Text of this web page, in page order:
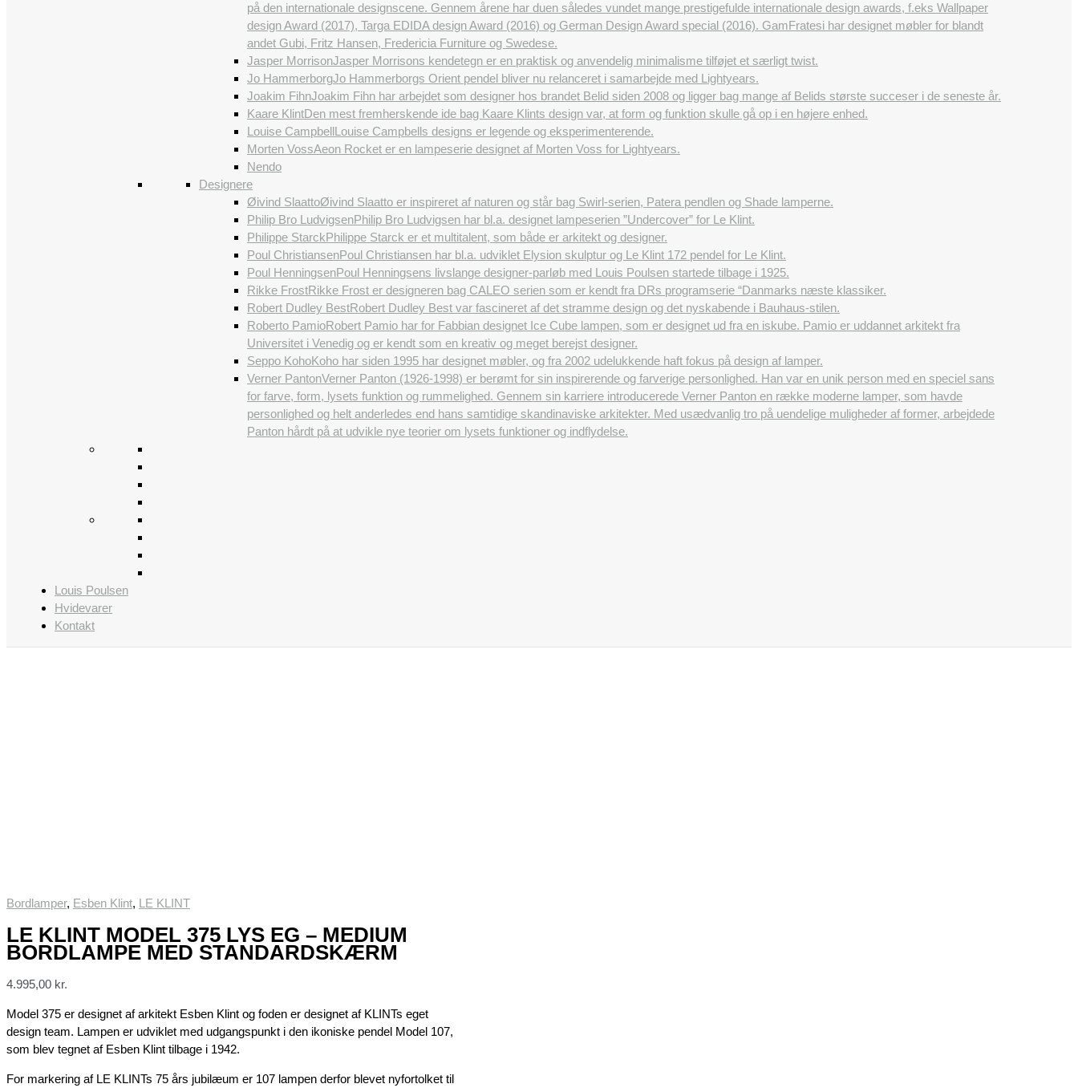
på den internationale designscene. Gennem årene har duen således vundet mange prestigefulde internationale design awards, f.eks Wallpaper
design Award (2017), Targa EDIDA design Award (2016) og German Design Award special (2016). GamFratesi har designet møbler for blandt
andet Gubi, Fritz Hansen, Fredericia Furniture og Swedese.
Jasper MorrisonJasper Morrisons kendetegn er en praktisk og anvendelig minimalisme tilføjet et særligt twist.
Jo HammerborgJo Hammerborgs Orient pendel bliver nu relanceret i samarbejde med Lightyears.
Joakim FihnJoakim Fihn har arbejdet som designer hos brandet Belid siden 2008 og ligger bag mange af Belids største succeser i de seneste år.
Kaare KlintDen mest fremherskende ide bag Kaare Klints design var, at form og funktion skulle gå op i en højere enhed.
Louise CampbellLouise Campbells designs er legende og eksperimenterende.
Morten VossAeon Rocket er en lampeserie designet af Morten Voss for Lightyears.
Nendo
Designere
Øivind SlaattoØivind Slaatto er inspireret af naturen og står bag Swirl-serien, Patera pendlen og Shade lamperne.
Philip Bro LudvigsenPhilip Bro Ludvigsen har bl.a. designet lampeserien ”Undercover” for Le Klint.
Philippe StarckPhilippe Starck er et multitalent, som både er arkitekt og designer.
Poul ChristiansenPoul Christiansen har bl.a. udviklet Elysion skulptur og Le Klint 172 pendel for Le Klint.
Poul HenningsenPoul Henningsens livslange designer-parløb med Louis Poulsen startede tilbage i 1925.
Rikke FrostRikke Frost er designeren bag CALEO serien som er kendt fra DRs programserie “Danmarks næste klassiker.
Robert Dudley BestRobert Dudley Best var fascineret af det stramme design og det nyskabende i Bauhaus-stilen.
Roberto PamioRobert Pamio har for Fabbian designet Ice Cube lampen, som er designet ud fra en iskube. Pamio er uddannet arkitekt fra
Universitet i Venedig og er kendt som en kreativ og meget berejst designer.
Seppo KohoKoho har siden 1995 har designet møbler, og fra 2002 udelukkende haft fokus på design af lamper.
Verner PantonVerner Panton (1926-1998) er berømt for sin inspirerende og farverige personlighed. Han var en unik person med en speciel sans
for farve, form, lysets funktion og rummelighed. Gennem sin karriere introducerede Verner Panton en række moderne lamper, som havde
personlighed og helt anderledes end hans samtidige skandinaviske arkitekter. Med usædvanlig tro på uendelige muligheder af former, arbejdede
Panton hårdt på at udvikle nye teorier om lysets funktioner og indflydelse.
Louis Poulsen
Hvidevarer
Kontakt
Bordlamper, Esben Klint, LE KLINT
LE KLINT MODEL 375 LYS EG – MEDIUM
BORDLAMPE MED STANDARDSKÆRM
4.995,00 kr.
Model 375 er designet af arkitekt Esben Klint og foden er designet af KLINTs eget
design team. Lampen er udviklet med udgangspunkt i den ikoniske pendel Model 107,
som blev tegnet af Esben Klint tilbage i 1942.
For markering af LE KLINTs 75 års jubilæum er 107 lampen derfor blevet nyfortolket til